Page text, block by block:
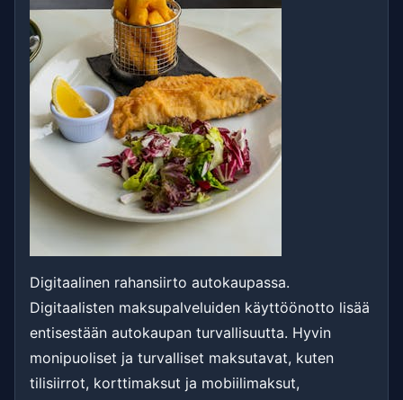
Digitaalinen rahansiirto autokaupassa.
Digitaalisten maksupalveluiden käyttöönotto lisää
entisestään autokaupan turvallisuutta. Hyvin
monipuoliset ja turvalliset maksutavat, kuten
tilisiirrot, korttimaksut ja mobiilimaksut,